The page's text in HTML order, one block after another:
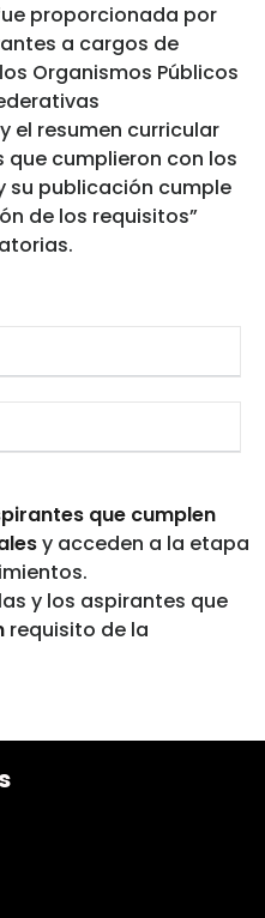
proporcionada por
a cargos de
Organismos Públicos
el resumen curricular
cumplieron con los
su publicación cumple
de los requisitos”
que cumplen
y acceden a la etapa
y los aspirantes que
requisito de la